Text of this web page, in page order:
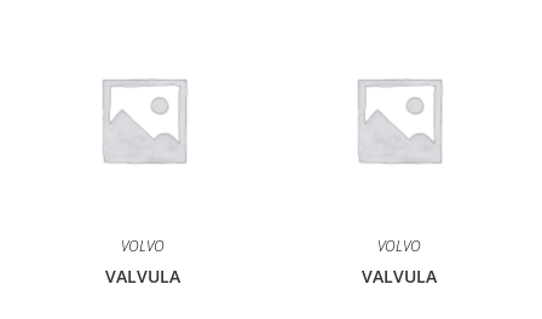
VOLVO
VALVULA
VOLVO
VALVULA